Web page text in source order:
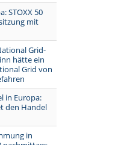
STOXX 50
mit
Grid-
hätte ein
Grid von
in Europa:
den Handel
in